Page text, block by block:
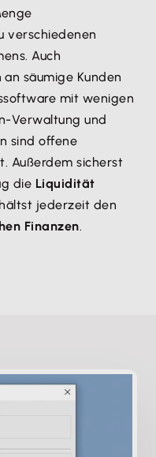
verschiedenen
Auch
säumige Kunden
mit wenigen
Verwaltung und
sind offene
Außerdem sicherst
die Liquidität
jederzeit den
Finanzen.